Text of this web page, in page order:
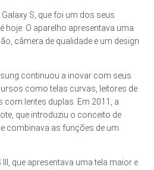
S, que foi um dos seus
hoje. O aparelho apresentava uma
câmera de qualidade e um design
continuou a inovar com seus
como telas curvas, leitores de
lentes duplas. Em 2011, a
que introduziu o conceito de
combinava as funções de um
que apresentava uma tela maior e